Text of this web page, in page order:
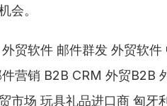
会。
贸软件 邮件群发 外贸软
营销 B2B CRM 外贸B2B
市场 玩具礼品进口商 匈牙